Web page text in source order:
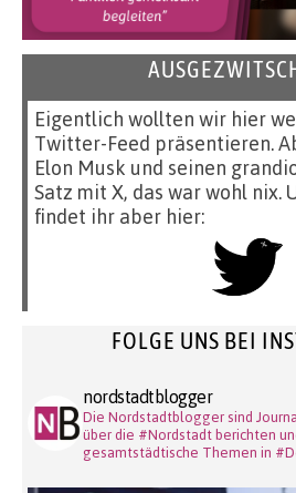
Eigentlich wollten wir hier
Twitter-Feed präsentieren.
Elon Musk und seinen
Satz mit X, das war wohl nix.
findet ihr aber hier:
FOLGE UNS BEI
nordstadtblogger
Die Nordstadtblogger sind
über die #Nordstadt berichten
gesamtstädtische Themen in